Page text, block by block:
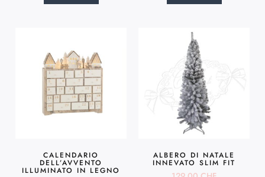
CALENDARIO
DELL’AVVENTO
ILLUMINATO IN LEGNO
ALBERO DI NATALE
INNEVATO SLIM FIT